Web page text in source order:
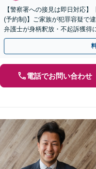
【警察署への接見は即日対応
(予約制)】ご家族が犯罪容疑で
弁護士が身柄釈放・不起訴獲得
月100名以上の相談実績】【全
電話でお問い合わせ